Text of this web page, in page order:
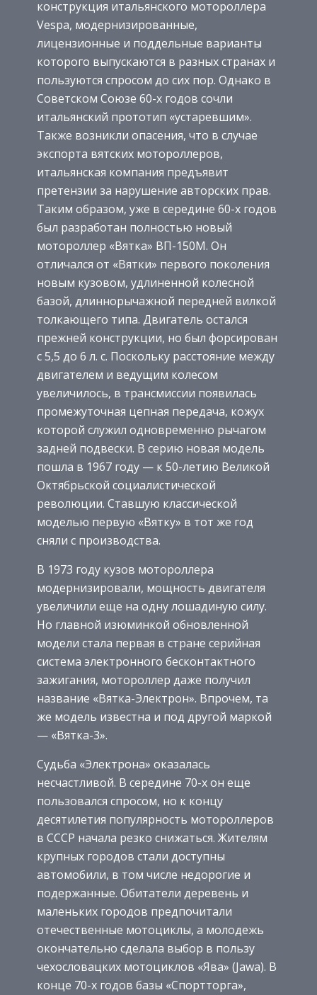
конструкция итальянского мотороллера
Vespa, модернизированные,
лицензионные и поддельные варианты
которого выпускаются в разных странах и
пользуются спросом до сих пор. Однако в
Советском Союзе 60-х годов сочли
итальянский прототип «устаревшим».
Также возникли опасения, что в случае
экспорта вятских мотороллеров,
итальянская компания предъявит
претензии за нарушение авторских прав.
Таким образом, уже в середине 60-х годов
был разработан полностью новый
мотороллер «Вятка» ВП-150М. Он
отличался от «Вятки» первого поколения
новым кузовом, удлиненной колесной
базой, длиннорычажной передней вилкой
толкающего типа. Двигатель остался
прежней конструкции, но был форсирован
с 5,5 до 6 л. с. Поскольку расстояние между
двигателем и ведущим колесом
увеличилось, в трансмиссии появилась
промежуточная цепная передача, кожух
которой служил одновременно рычагом
задней подвески. В серию новая модель
пошла в 1967 году — к 50-летию Великой
Октябрьской социалистической
революции. Ставшую классической
моделью первую «Вятку» в тот же год
сняли с производства.
В 1973 году кузов мотороллера
модернизировали, мощность двигателя
увеличили еще на одну лошадиную силу.
Но главной изюминкой обновленной
модели стала первая в стране серийная
система электронного бесконтактного
зажигания, мотороллер даже получил
название «Вятка-Электрон». Впрочем, та
же модель известна и под другой маркой
— «Вятка-3».
Судьба «Электрона» оказалась
несчастливой. В середине 70-х он еще
пользовался спросом, но к концу
десятилетия популярность мотороллеров
в СССР начала резко снижаться. Жителям
крупных городов стали доступны
автомобили, в том числе недорогие и
подержанные. Обитатели деревень и
маленьких городов предпочитали
отечественные мотоциклы, а молодежь
окончательно сделала выбор в пользу
чехословацких мотоциклов «Ява» (Jawa). В
конце 70-х годов базы «Спортторга»,